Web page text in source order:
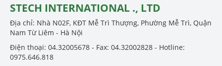
STECH INTERNATIONAL ., LTD
Địa chỉ: Nhà N02F, KĐT Mễ Trì Thượng, Phường Mễ Trì, Quận
Nam Từ Liêm - Hà Nội
Điện thoại: 04.32005678 - Fax: 04.32002828 - Hotline:
0975.646.818